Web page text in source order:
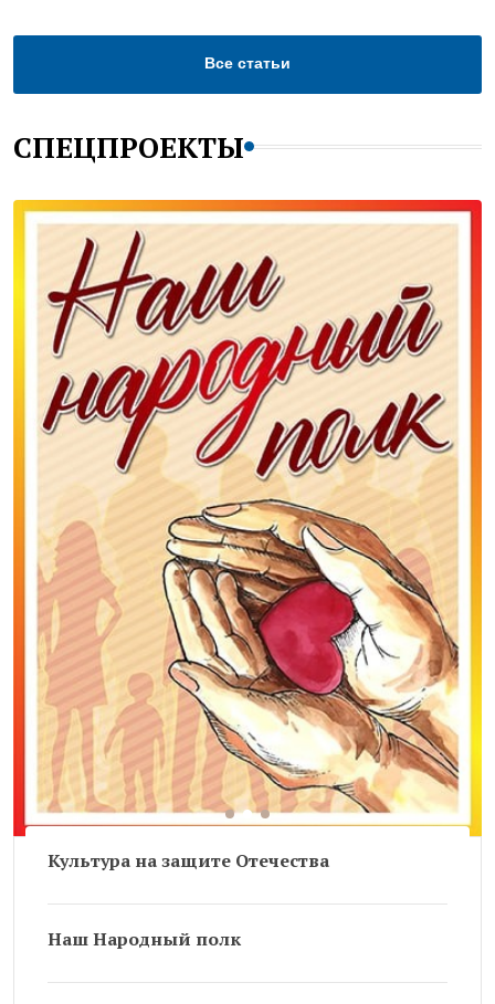
СПЕЦПРОЕКТЫ
Культура на защите Отечества
Наш Народный полк
Все статьи